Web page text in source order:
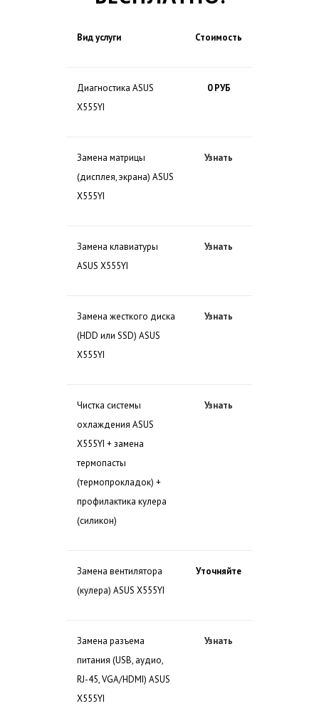
Вид услуги Стоимость
Диагностика ASUS
X555YI
0 РУБ
Замена матрицы
(дисплея, экрана) ASUS
X555YI
Узнать
Замена клавиатуры
ASUS X555YI
Узнать
Замена жесткого диска
(HDD или SSD) ASUS
X555YI
Узнать
Чистка системы
охлаждения ASUS
X555YI + замена
термопасты
(термопрокладок) +
профилактика кулера
(силикон)
Узнать
Замена вентилятора
(кулера) ASUS X555YI
Уточняйте
Замена разъема
питания (USB, аудио,
RJ-45, VGA/HDMI) ASUS
X555YI
Узнать